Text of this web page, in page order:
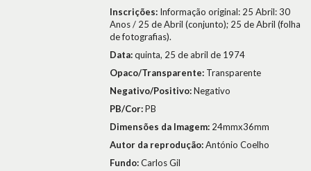
Inscrições: Informação original: 25 Abril: 30
Anos / 25 de Abril (conjunto); 25 de Abril (folha
de fotografias).
Data:quinta, 25 de abril de 1974
Opaco/Transparente: Transparente
Negativo/Positivo:Negativo
PB/Cor:PB
Dimensões da Imagem: 24mmx36mm
Autor da reprodução:António Coelho
Fundo:Carlos Gil